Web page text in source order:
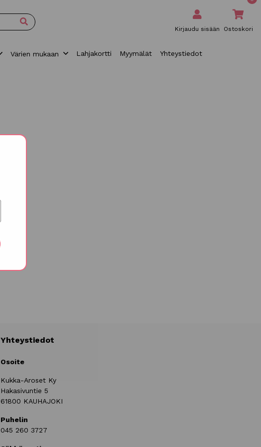
Kirjaudu sisään Ostoskori
Värien mukaan Lahjakortti Myymälät Yhteystiedot
Yhteystiedot
Osoite
Kukka-Aroset Ky
Hakasivuntie 5
61800 KAUHAJOKI
Puhelin
045 260 3727